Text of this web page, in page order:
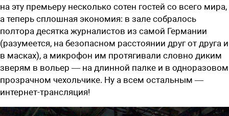
на эту ­премьеру несколько сотен гостей со всего мира,
а теперь сплошная экономия: в зале собралось
полтора десятка журналистов из самой Германии
(разумеется, на безопасном расстоянии друг от друга и
в масках), а микрофон им протягивали словно диким
зверям в вольер — на длинной палке и в одноразовом
прозрачном чехольчике. Ну а всем остальным —
интернет-трансляция!